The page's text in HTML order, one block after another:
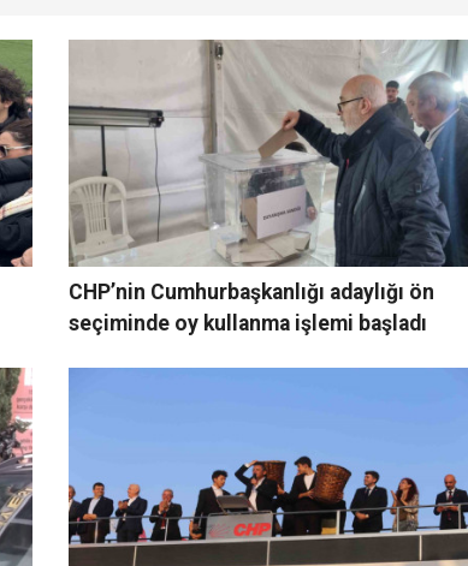
CHP’nin Cumhurbaşkanlığı adaylığı ön
seçiminde oy kullanma işlemi başladı